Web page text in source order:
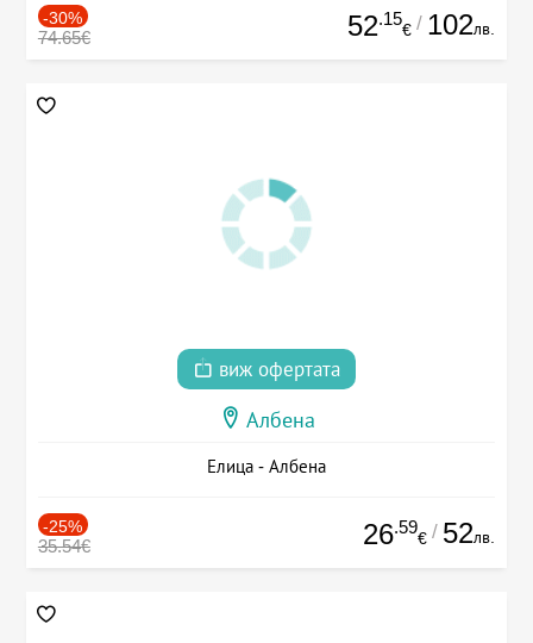
-30%
74.65€ 52.15
€ / 102лв.
виж офертата
Албена
Елица - Албена
-25%
35.54€ 26.59
€ / 52лв.